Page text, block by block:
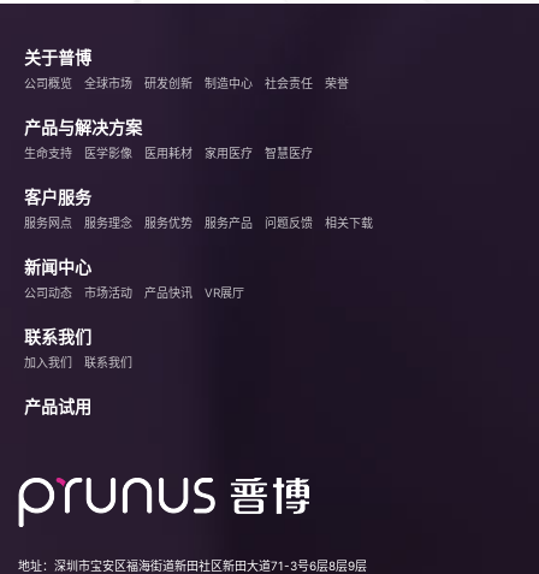
关于普博
公司概览 全球市场 研发创新 制造中心 社会责任 荣誉
产品与解决方案
生命支持 医学影像 医用耗材 家用医疗 智慧医疗
客户服务
服务网点 服务理念 服务优势 服务产品 问题反馈 相关下载
新闻中心
公司动态 市场活动 产品快讯 VR展厅
联系我们
加入我们 联系我们
产品试用
地址： 深圳市宝安区福海街道新田社区新田大道71-3号6层8层9层